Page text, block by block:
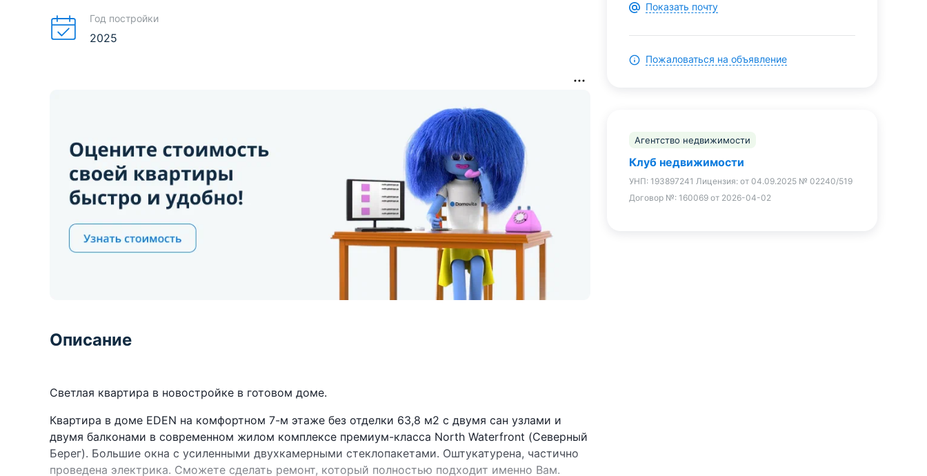
Год постройки
2025
Описание
Светлая квартира в новостройке в готовом доме.
Квартира в доме EDEN на комфортном 7-м этаже без отделки 63,8 м2 с двумя сан узлами и
двумя балконами в современном жилом комплексе премиум-класса North Waterfront (Северный
Берег). Большие окна с усиленными двухкамерными стеклопакетами. Оштукатурена, частично
проведена электрика. Сможете сделать ремонт, который полностью подходит именно Вам.
Показать почту
Пожаловаться на объявление
Агентство недвижимости
Клуб недвижимости
УНП: 193897241 Лицензия: от 04.09.2025 № 02240/519
Договор №: 160069 от 2026-04-02